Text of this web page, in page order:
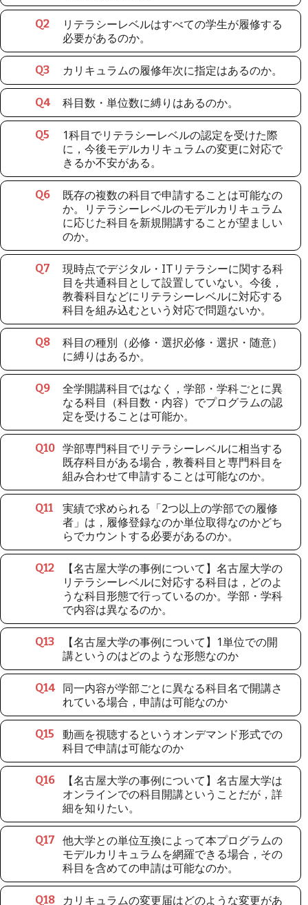
Q2
リテラシーレベルはすべての学生が履修する
必要があるのか。
Q3 カリキュラムの履修年次に指定はあるのか。
Q4 科目数・単位数に縛りはあるのか。
Q5
1科目でリテラシーレベルの認定を受けた際
に，今後モデルカリキュラムの変更に対応で
きるか不安がある。
Q6
既存の複数の科目で申請することは可能なの
か。リテラシーレベルのモデルカリキュラム
に応じた科目を新規開講することが望ましい
のか。
Q7
現時点でデジタル・ITリテラシーに関する科
目を共通科目として設置していない。今後，
教養科目などにリテラシーレベルに対応する
科目を組み込むという対応で問題ないか。
Q8
科目の種別（必修・選択必修・選択・随意）
に縛りはあるか。
Q9
全学開講科目ではなく，学部・学科ごとに異
なる科目（科目数・内容）でプログラムの認
定を受けることは可能か。
Q10 学部専門科目でリテラシーレベルに相当する
既存科目がある場合，教養科目と専門科目を
組み合わせて申請することは可能なのか。
Q11
実績で求められる「2つ以上の学部での履修
者」は，履修登録なのか単位取得なのかどち
らでカウントする必要があるのか。
Q12
【名古屋大学の事例について】名古屋大学の
リテラシーレベルに対応する科目は，どのよ
うな科目形態で行っているのか。学部・学科
で内容は異なるのか。
Q13
【名古屋大学の事例について】1単位での開
講というのはどのような形態なのか
Q14
同一内容が学部ごとに異なる科目名で開講さ
れている場合，申請は可能なのか
Q15
動画を視聴するというオンデマンド形式での
科目で申請は可能なのか
Q16
【名古屋大学の事例について】名古屋大学は
オンラインでの科目開講ということだが，詳
細を知りたい。
Q17
他大学との単位互換によって本プログラムの
モデルカリキュラムを網羅できる場合，その
科目を含めての申請は可能なのか。
Q18 カリキュラムの変更届はどのような変更があ